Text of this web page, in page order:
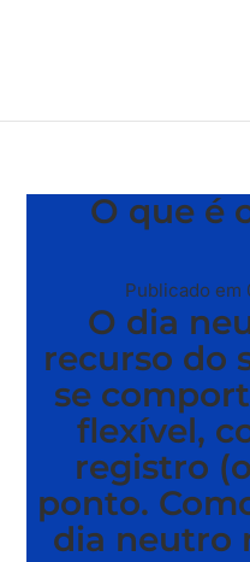
O que é
Publicado em
O dia
recurso do
se
flexível,
registro
ponto.
dia neutro